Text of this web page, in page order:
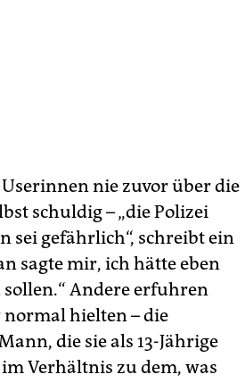
nie zuvor über die
schuldig – „die Polizei
sei gefährlich“, schreibt ein
sagte mir, ich hätte eben
Andere erfuhren
normal hielten – die
die sie als 13-Jährige
Verhältnis zu dem, was